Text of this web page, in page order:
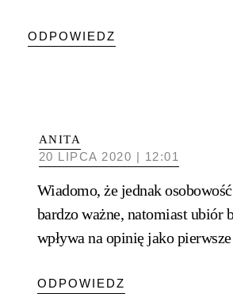
ODPOWIEDZ
ANITA
20 LIPCA 2020 | 12:01
Wiadomo, że jednak
bardzo ważne, natomiast ubiór
wpływa na opinię jako
ODPOWIEDZ